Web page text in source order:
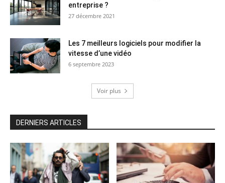
entreprise ?
27 décembre 2021
Les 7 meilleurs logiciels pour modifier la
vitesse d’une vidéo
6 septembre 2023
Voir plus
DERNIERS ARTICLES